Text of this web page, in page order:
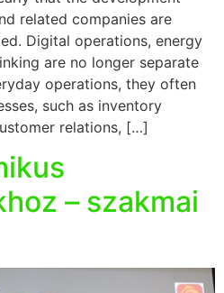
related companies are
Digital operations, energy
are no longer separate
operations, they often
such as inventory
relations, […]
– szakmai